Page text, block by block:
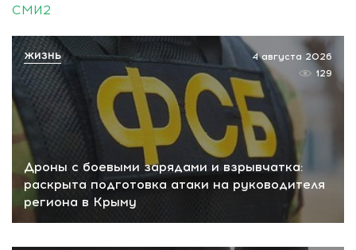
СМИ2
Дроны с боевыми зарядами и взрывчатка:
раскрыта подготовка атаки на руководителя
региона в Крыму
4 августа 2026
129
ЖИЗНЬ